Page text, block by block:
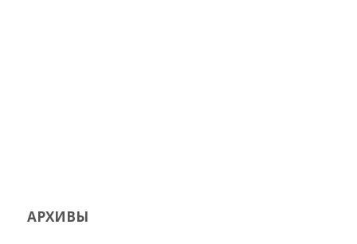
АРХИВЫ